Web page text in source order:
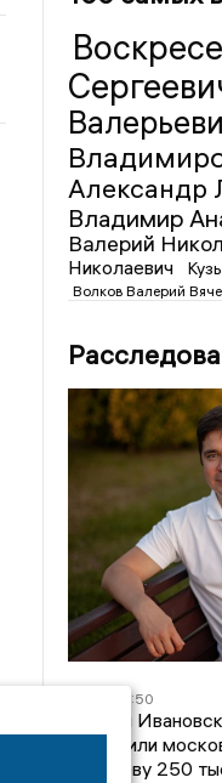
Александр
Владимир
Валерий
Николаевич
Волков Валерий
15:50
Власти
заплатили
Яковлеву 250